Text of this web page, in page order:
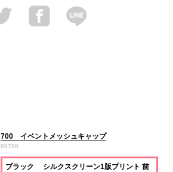
700 イベントメッシュキャップ
00700
ブラック シルクスクリーン1版プリント 前